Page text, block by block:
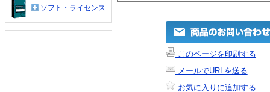
このページを印刷する
メールでURLを送る
お気に入りに追加する
ソフト・ライセンス